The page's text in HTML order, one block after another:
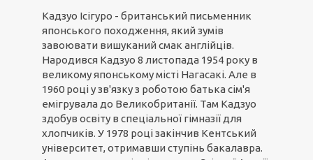
Кадзуо Ісігуро - британський письменник
японського походження, який зумів
завоювати вишуканий смак англійців.
Народився Кадзуо 8 листопада 1954 року в
великому японському місті Нагасакі. Але в
1960 році у зв'язку з роботою батька сім'я
емігрувала до Великобританії. Там Кадзуо
здобув освіту в спеціальної гімназії для
хлопчиків. У 1978 році закінчив Кентський
університет, отримавши ступінь бакалавра.